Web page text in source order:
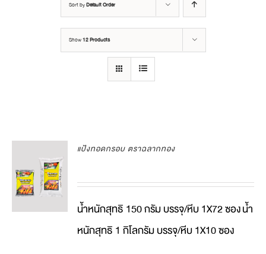
Sort byDefault Order
Show12 Products
แป้งทอดกรอบ ตราฉลากทอง
น้ำหนักสุทธิ 150 กรัม บรรจุ/หีบ 1X72 ซองน้ำ
หนักสุทธิ 1 กิโลกรัม บรรจุ/หีบ 1X10 ซอง